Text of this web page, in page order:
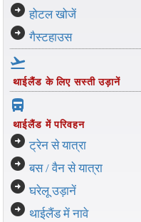
arrow_circle_right होटल खोजें
arrow_circle_right गैस्टहाउस
flight_takeoff
थाईलैंड के लिए सस्ती उड़ानें
directions_bus_filled
थाईलैंड में परिवहन
arrow_circle_right ट्रेन से यात्रा
arrow_circle_right बस / वैन से यात्रा
arrow_circle_right घरेलू उड़ानें
arrow_circle_right थाईलैंड में नावे